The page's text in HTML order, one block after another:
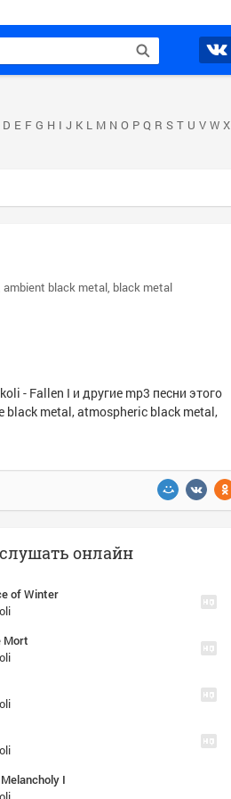
D E F G H I J K L M N O P Q R S T U V W X
ambient black metal black metal
- Fallen I и другие mp3 песни этого
black metal, atmospheric black metal,
онлайн
of Winter
Mort
I